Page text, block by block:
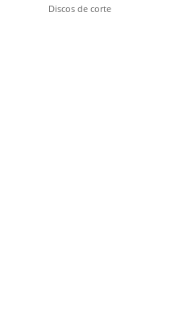
Discos de corte